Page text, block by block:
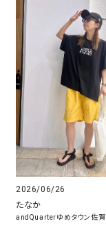
2026/06/26
たなか
andQuarterゆめタウン佐賀